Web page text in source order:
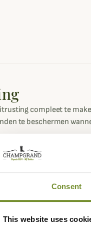
Consent
This website uses
compleet te
te beschermen
zijn
zijn
alternatief biedt
van
comfortabele pasvorm.